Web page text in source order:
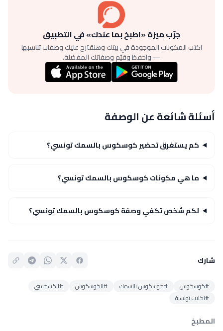
جرّب ميزة «اطبخ بما عندك» في التطبيق
اكتب المكونات الموجودة في بيتك وهنقترح عليك وصفات تناسبها
— واحفظ وقيّم وصفاتك المفضلة.
أسئلة شائعة عن الوصفة
كم يستغرق تحضير كوسكوس بالسمك تونسي؟
ما هي مكونات كوسكوس بالسمك تونسي؟
لكم شخص تكفي وصفة كوسكوس بالسمك تونسي؟
شارك
#كوسكوس #كوسكوس بالسمك #الكوسكوس
#الكسكسي
#اكلات تونسية
المطبخ